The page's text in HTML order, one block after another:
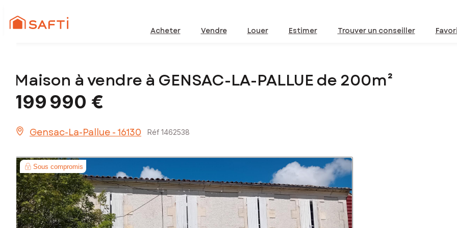
Acheter Vendre Louer Estimer Trouver un conseiller
Maison à vendre à GENSAC-LA-PALLUE de 200m²
199 990 €
Gensac-La-Pallue - 16130 Réf 1462538
Sous compromis